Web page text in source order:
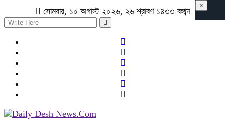
সোমবার, ১০ অগাস্ট ২০২৬, ২৬ শ্রাবণ ১৪৩৩ বঙ্গাব্দ
×